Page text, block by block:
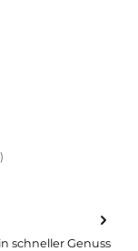
schneller Genuss